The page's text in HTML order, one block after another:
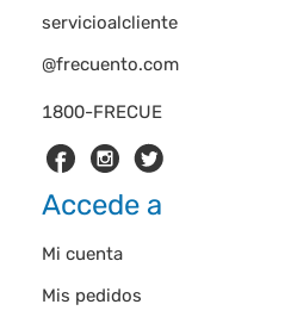
1800-FRECUE
servicioalcliente
@frecuento.com
Accede a
Mi cuenta
Mis pedidos